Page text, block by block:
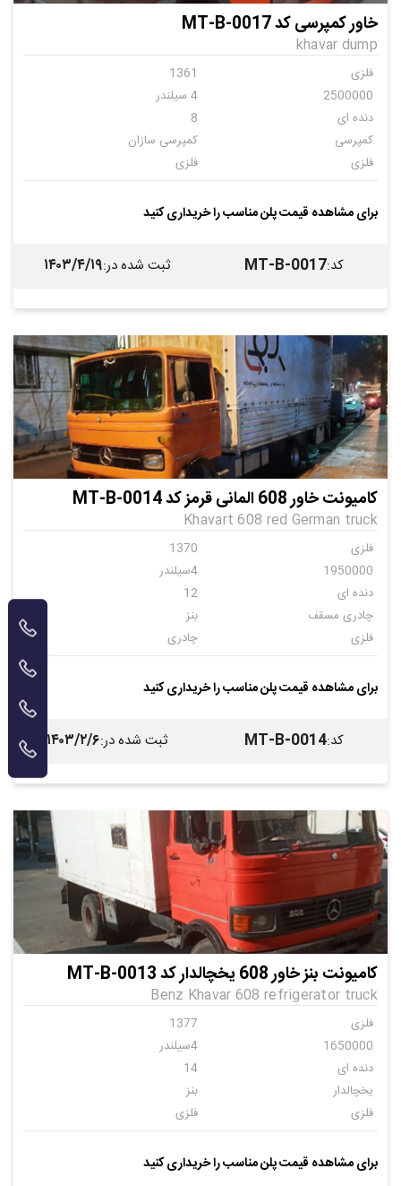
خاور کمپرسی کد MT-B-0017
khavar dump
فلزی
1361
2500000
4 سیلندر
دنده ای
8
کمپرسی
کمپرسی سازان
فلزی
فلزی
برای مشاهده قیمت پلن مناسب را خریداری کنید
کد:
MT-B-0017 ثبت شده در:۱۴۰۳/۴/۱۹
کامیونت خاور 608 المانی قرمز کد MT-B-0014
Khavart 608 red German truck
فلزی
1370
1950000
4سیلندر
دنده ای
12
چادری مسقف
بنز
فلزی
چادری
برای مشاهده قیمت پلن مناسب را خریداری کنید
کد:
MT-B-0014 ثبت شده در:۱۴۰۳/۲/۶
کامیونت بنز خاور 608 یخچالدار کد MT-B-0013
Benz Khavar 608 refrigerator truck
فلزی
1377
1650000
4سیلندر
دنده ای
14
یخچالدار
بنز
فلزی
فلزی
برای مشاهده قیمت پلن مناسب را خریداری کنید